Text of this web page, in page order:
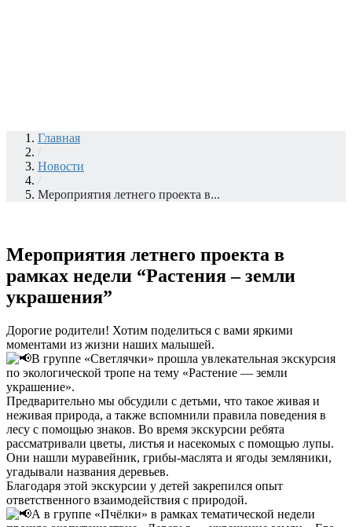
Главная
/
Новости
/
Мероприятия летнего проекта в...
Мероприятия летнего проекта в
рамках недели “Растения – земли
украшения”
Дорогие родители! Хотим поделиться с вами яркими
моментами из жизни наших малышей.
В группе «Светлячки» прошла увлекательная экскурсия
по экологической тропе на тему «Растение — земли
украшение».
Предварительно мы обсудили с детьми, что такое живая и
неживая природа, а также вспомнили правила поведения в
лесу с помощью знаков. Во время экскурсии ребята
рассматривали цветы, листья и насекомых с помощью лупы.
Они нашли муравейник, грибы-маслята и ягоды земляники,
угадывали названия деревьев.
Благодаря этой экскурсии у детей закрепился опыт
ответственного взаимодействия с природой.
А в группе «Пчёлки» в рамках тематической недели